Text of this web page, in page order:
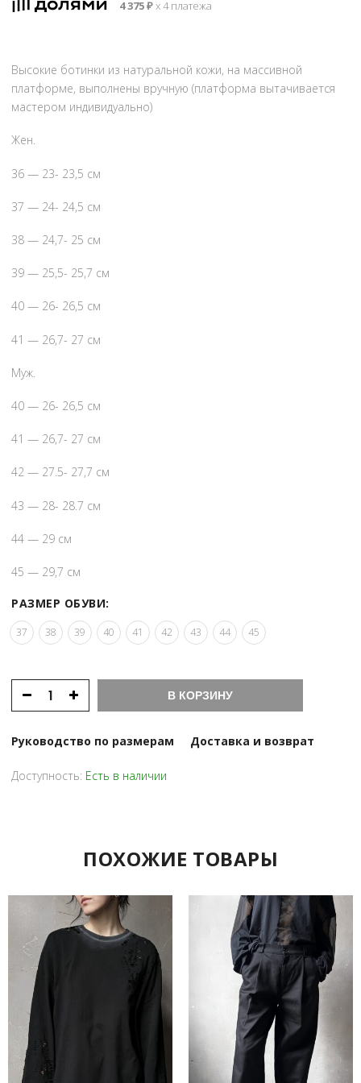
20
4 375₽х 4 платежа
Высокие ботинки из натуральной кожи, на массивной
платформе, выполнены вручную (платформа вытачивается
мастером индивидуально)
Жен.
36 — 23- 23,5 см
37 — 24- 24,5 см
38 — 24,7- 25 см
39 — 25,5- 25,7 см
40 — 26- 26,5 см
41 — 26,7- 27 см
Муж.
40 — 26- 26,5 см
41 — 26,7- 27 см
42 — 27.5- 27,7 см
43 — 28- 28.7 см
44 — 29 см
45 — 29,7 см
РАЗМЕР ОБУВИ:
37 38 39 40 41 42 43 44 45
В КОРЗИНУ
Руководство по размерам Доставка и возврат
Доступность: Есть в наличии
ПОХОЖИЕ ТОВАРЫ